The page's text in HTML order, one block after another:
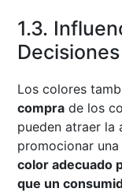
1.3.
Los colores
compra de los
pueden atraer la
promocionar
color adecuado
que un